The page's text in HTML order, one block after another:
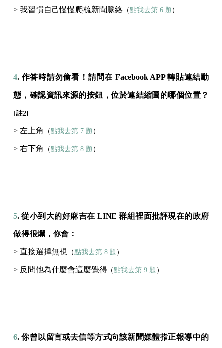
> 我習慣自己慢慢爬梳新聞脈絡 （點我去第 6 題 ）
4. 作答時請勿偷看！請問在 Facebook APP 轉貼連結動
態，確認資訊來源的按鈕，位於連結縮圖的哪個位置？
[註2]
> 左上角 （點我去第 7 題 ）
> 右下角 （點我去第 8 題 ）
5. 從小到大的好麻吉在 LINE 群組裡面批評現在的政府
做得很爛，你會：
> 直接選擇無視 （點我去第 8 題 ）
> 反問他為什麼會這麼覺得 （點我去第 9 題 ）
6. 你曾以留言或去信等方式向該新聞媒體指正報導中的